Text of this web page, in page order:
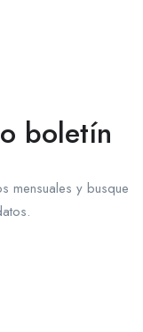
boletín
mensuales y busque